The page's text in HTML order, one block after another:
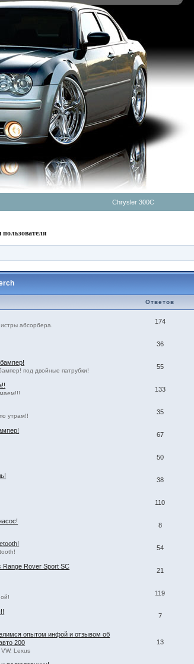
Chrysler 300C
Ответов
абсорбера.
174
36
под двойные патрубки!
55
133
утрам!!
35
67
50
38
110
8
54
Rover Sport SC
21
119
7
опытом инфой и отзывом об
200
Lexus
13